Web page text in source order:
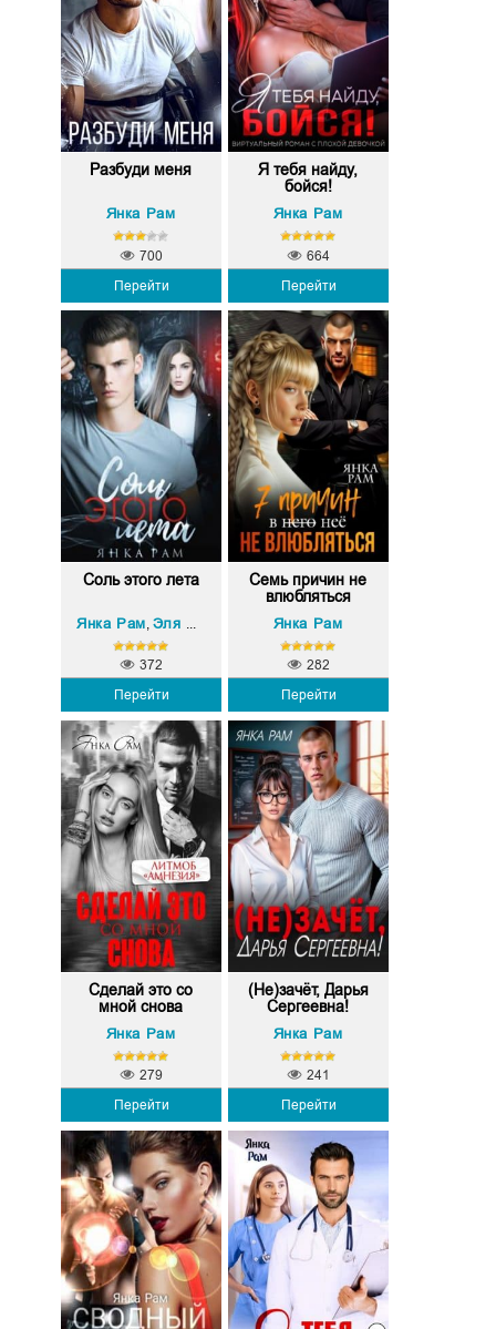
Разбуди меня
Янка Рам
Перейти
700
Я тебя найду,
бойся!
Янка Рам
Перейти
664
Соль этого лета
Янка Рам, Эля Пылаева
Перейти
372
Семь причин не
влюбляться
Янка Рам
Перейти
282
Сделай это со
мной снова
Янка Рам
Перейти
279
(Не)зачёт, Дарья
Сергеевна!
Янка Рам
Перейти
241